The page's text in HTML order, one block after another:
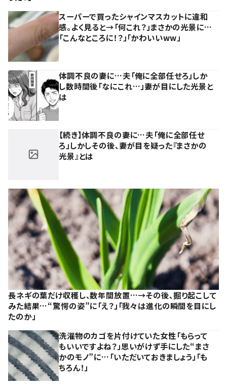
スーパーで買ったシャインマスカットに違和
感。よく見ると→「何これ？」まさかの光景に…
「こんなところに！？」「かわいいww」
体調不良の妻に…夫「俺に全部任せろ」しか
し数時間後「なにこれ…」妻が目にした光景と
は
【続き】体調不良の妻に…夫「俺に全部任せ
ろ」しかしその後、妻が目を疑った『まさかの
光景』とは
長ネギの葉だけ収穫し、数年間放置…→その後、掘り起こして
みた結果…“驚愕の姿”に「え？」「我々は進化の瞬間を目にし
たのか」
洗濯物のカゴを片付けていた女性「もらって
もいいですよね？」思いがけず手にした“まさ
かのモノ”に…「いただいておきましょう」「も
ちろん！」